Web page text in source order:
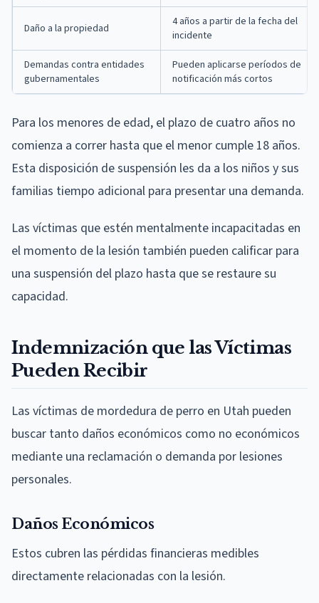
Daño a la propiedad
4 años a partir de la fecha del
incidente
Demandas contra entidades
gubernamentales
Pueden aplicarse períodos de
notificación más cortos
Para los menores de edad, el plazo de cuatro años no
comienza a correr hasta que el menor cumple 18 años.
Esta disposición de suspensión les da a los niños y sus
familias tiempo adicional para presentar una demanda.
Las víctimas que estén mentalmente incapacitadas en
el momento de la lesión también pueden calificar para
una suspensión del plazo hasta que se restaure su
capacidad.
Indemnización que las Víctimas
Pueden Recibir
Las víctimas de mordedura de perro en Utah pueden
buscar tanto daños económicos como no económicos
mediante una reclamación o demanda por lesiones
personales.
Daños Económicos
Estos cubren las pérdidas financieras medibles
directamente relacionadas con la lesión.